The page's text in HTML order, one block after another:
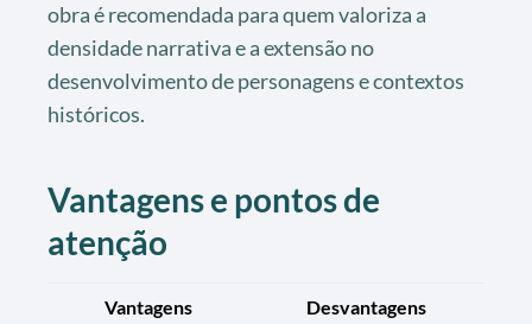
obra é recomendada para quem valoriza a
densidade narrativa e a extensão no
desenvolvimento de personagens e contextos
históricos.
Vantagens e pontos de
atenção
Vantagens Desvantagens